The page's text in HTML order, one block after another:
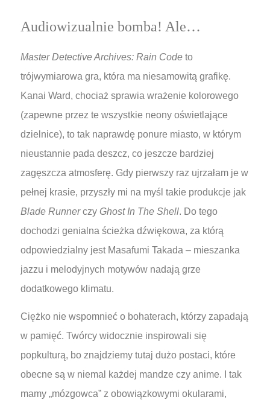
Audiowizualnie bomba! Ale…
Master Detective Archives: Rain Code to
trójwymiarowa gra, która ma niesamowitą grafikę.
Kanai Ward, chociaż sprawia wrażenie kolorowego
(zapewne przez te wszystkie neony oświetlające
dzielnice), to tak naprawdę ponure miasto, w którym
nieustannie pada deszcz, co jeszcze bardziej
zagęszcza atmosferę. Gdy pierwszy raz ujrzałam je w
pełnej krasie, przyszły mi na myśl takie produkcje jak
Blade Runnerczy Ghost In The Shell. Do tego
dochodzi genialna ścieżka dźwiękowa, za którą
odpowiedzialny jest Masafumi Takada – mieszanka
jazzu i melodyjnych motywów nadają grze
dodatkowego klimatu.
Ciężko nie wspomnieć o bohaterach, którzy zapadają
w pamięć. Twórcy widocznie inspirowali się
popkulturą, bo znajdziemy tutaj dużo postaci, które
obecne są w niemal każdej mandze czy anime. I tak
mamy „mózgowca” z obowiązkowymi okularami,